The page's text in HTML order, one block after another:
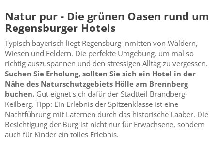
Natur pur - Die grünen Oasen rund um
Regensburger Hotels
Typisch bayerisch liegt Regensburg inmitten von Wäldern,
Wiesen und Feldern. Die perfekte Umgebung, um mal so
richtig auszuspannen und den stressigen Alltag zu vergessen.
Suchen Sie Erholung, sollten Sie sich ein Hotel in der
Nähe des Naturschutzgebiets Hölle am Brennberg
buchen. Gut eignet sich dafür der Stadtteil Brandberg-
Keilberg. Tipp: Ein Erlebnis der Spitzenklasse ist eine
Nachtführung mit Laternen durch das historische Laaber. Die
Besichtigung der Burg ist nicht nur für Erwachsene, sondern
auch für Kinder ein tolles Erlebnis.